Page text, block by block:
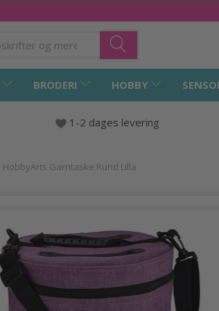
BRODERI HOBBY
1-2 dages levering
HobbyArts Garntaske Rund Lilla